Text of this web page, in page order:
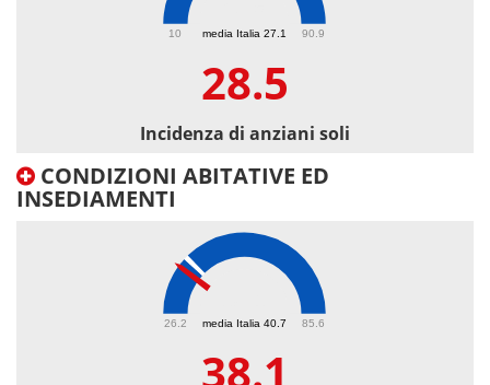
media Italia 27.1
10 90.9
28.5
Incidenza di anziani soli
CONDIZIONI ABITATIVE ED
INSEDIAMENTI
media Italia 40.7
26.2 85.6
38.1